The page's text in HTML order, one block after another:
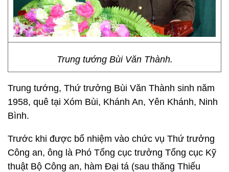
Trung tướng Bùi Văn Thành.
Trung tướng, Thứ trưởng Bùi Văn Thành sinh năm
1958, quê tại Xóm Bùi, Khánh An, Yên Khánh, Ninh
Bình.
Trước khi được bổ nhiệm vào chức vụ Thứ trưởng
Công an, ông là Phó Tổng cục trưởng Tổng cục Kỹ
thuật Bộ Công an, hàm Đại tá (sau thăng Thiếu